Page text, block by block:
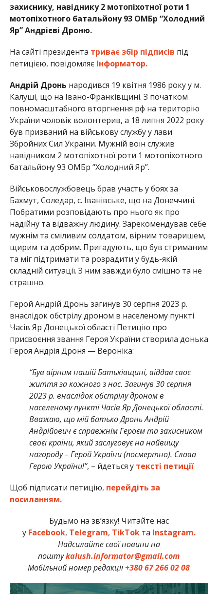
захиснику, навіднику 2 мотопіхотної роти 1
мотопіхотного батальйону 93 ОМБр “Холодний
Яр” Андрієві Дроню.
На сайті президента триває збір підписів під
петицією, повідомляє Інформатор.
Андрій Дронь народився 19 квітня 1986 року у м.
Калуші, що на Івано-Франківщині. З початком
повномасштабного вторгнення рф на територію
України чоловік волонтерив, а 18 липня 2022 року
був призваний на військову службу у лави
Збройних Сил України. Мужній воїн служив
навідником 2 мотопіхотної роти 1 мотопіхотного
батальйону 93 ОМБр “Холодний Яр”.
Військовослужбовець брав участь у боях за
Бахмут, Соледар, с. Іванівське, що на Донеччині.
Побратими розповідають про нього як про
надійну та відважну людину. Зарекомендував себе
мужнім та сміливим солдатом, вірним товаришем,
щирим та добрим. Пригадують, що був стриманим
та міг підтримати та розрадити у будь-якій
складній ситуації. З ним завжди було смішно та не
страшно.
Герой Андрій Дронь загинув 30 серпня 2023 р.
внаслідок обстрілу дроном в населеному пункті
Часів Яр Донецької області Петицію про
присвоєння звання Героя України створила донька
Героя Андрія Дроня — Вероніка:
“Був вірним нашій Батьківщині, віддав своє
життя за кожного з нас. Загинув 30 серпня
2023 р. внаслідок обстрілу дроном в
населеному пункті Часів Яр Донецької області.
Вважаю, що мій батько Дронь Андрій
Андрійович є справжнім Героєм та захисником
своєї країни, який заслуговує на найвищу
нагороду – Герой України (посмертно). Слава
Герою України!”, – йдеться у тексті петиції
Щоб підписати петицію, перейдіть за
посиланням.
Будьмо на зв’язку! Читайте нас
у Facebook, Telegram, TikTokта Instagram.
Надсилайте свої новини на
поштуkalush.informator@gmail.com
Мобільний номер редакції+380 67 266 02 08